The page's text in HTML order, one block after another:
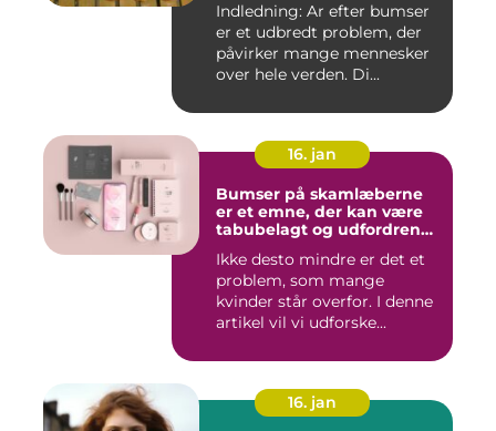
Indledning: Ar efter bumser
er et udbredt problem, der
påvirker mange mennesker
over hele verden. Di...
16. jan
Bumser på skamlæberne
er et emne, der kan være
tabubelagt og udfordrende
Ikke desto mindre er det et
problem, som mange
kvinder står overfor. I denne
artikel vil vi udforske...
16. jan